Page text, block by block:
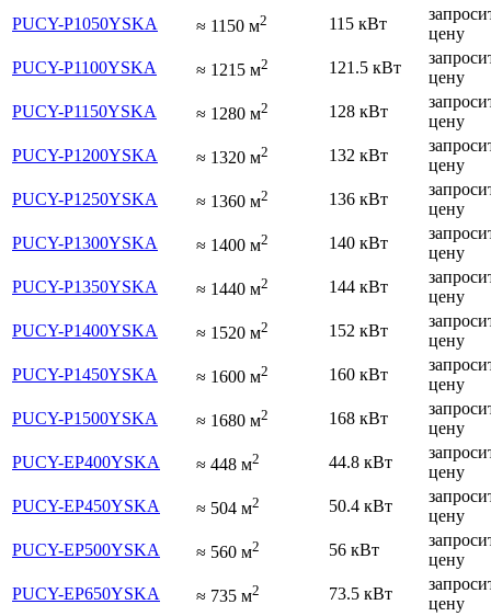
PUCY-P1050YSKA
≈ 1150 м2 115 кВт
цену
PUCY-P1100YSKA
≈ 1215 м2 121.5 кВт
цену
PUCY-P1150YSKA
≈ 1280 м2 128 кВт
цену
PUCY-P1200YSKA
≈ 1320 м2 132 кВт
цену
PUCY-P1250YSKA
≈ 1360 м2 136 кВт
цену
PUCY-P1300YSKA
≈ 1400 м2 140 кВт
цену
PUCY-P1350YSKA
≈ 1440 м2 144 кВт
цену
PUCY-P1400YSKA
≈ 1520 м2 152 кВт
цену
PUCY-P1450YSKA
≈ 1600 м2 160 кВт
цену
PUCY-P1500YSKA
≈ 1680 м2 168 кВт
цену
PUCY-EP400YSKA
≈ 448 м2 44.8 кВт
цену
PUCY-EP450YSKA
≈ 504 м2 50.4 кВт
цену
PUCY-EP500YSKA
≈ 560 м2 56 кВт
цену
PUCY-EP650YSKA
≈ 735 м2 73.5 кВт
цену